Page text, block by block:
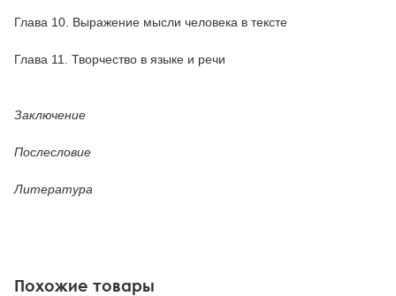
Глава 10. Выражение мысли человека в тексте
Глава 11. Творчество в языке и речи
Заключение
Послесловие
Литература
Похожие товары